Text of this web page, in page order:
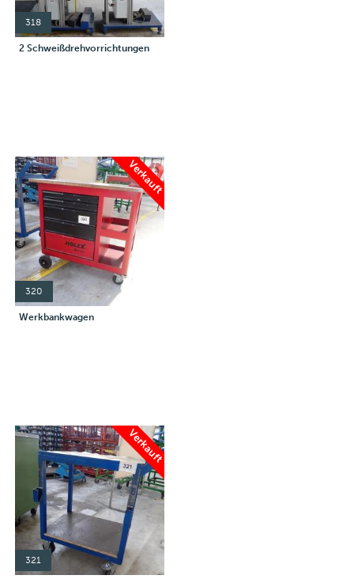
318
2 Schweißdrehvorrichtungen
Verkauft
320
Werkbankwagen
Verkauft
321